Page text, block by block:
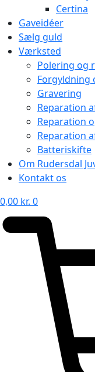
Certina
Gaveidéer
Sælg guld
Værksted
Polering og
Forgyldning
Gravering
Reparation
Reparation
Reparation
Batteriskifte
Om Rudersdal
Kontakt os
0,00 kr. 0